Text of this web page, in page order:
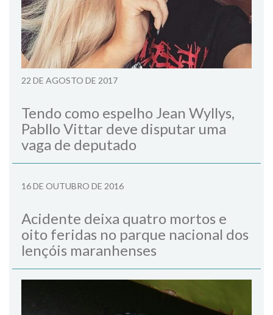
22 DE AGOSTO DE 2017
Tendo como espelho Jean Wyllys,
Pabllo Vittar deve disputar uma
vaga de deputado
16 DE OUTUBRO DE 2016
Acidente deixa quatro mortos e
oito feridas no parque nacional dos
lençóis maranhenses